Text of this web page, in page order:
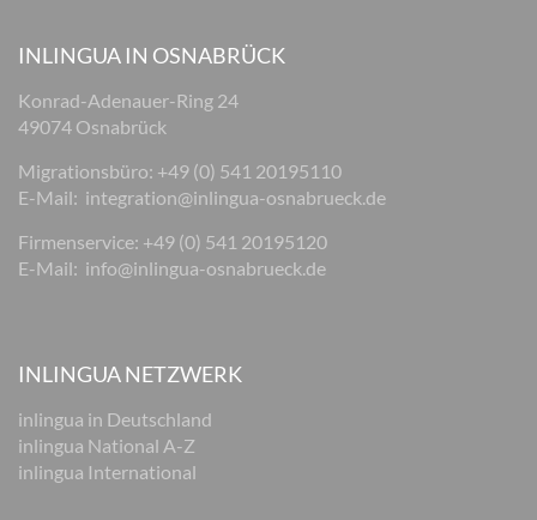
INLINGUA IN OSNABRÜCK
Konrad-Adenauer-Ring 24
49074 Osnabrück
Migrationsbüro: +49 (0) 541 20195110
E-Mail: integration@inlingua-osnabrueck.de
Firmenservice: +49 (0) 541 20195120
E-Mail: info@inlingua-osnabrueck.de
INLINGUA NETZWERK
inlingua in Deutschland
inlingua National A-Z
inlingua International